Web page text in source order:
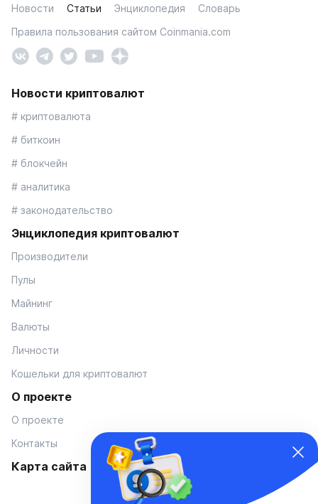
Новости Статьи Энциклопедия
Словарь
Правила пользования сайтом Coinmania.com
Новости криптовалют
# криптовалюта
# биткоин
# блокчейн
# аналитика
# законодательство
Энциклопедия криптовалют
Производители
Пулы
Майнинг
Валюты
Личности
Кошельки для криптовалют
О проекте
О проекте
Контакты
Карта сайта